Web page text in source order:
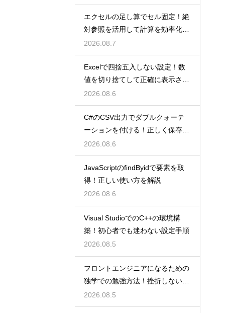
エクセルの足し算でセル固定！絶
対参照を活用して計算を効率化し
よう
2026.08.7
Excelで四捨五入しない設定！数
値を切り捨てして正確に表示させ
るコツ
2026.08.6
C#のCSV出力でダブルクォーテ
ーションを付ける！正しく保存す
るコツ
2026.08.6
JavaScriptのfindByidで要素を取
得！正しい使い方を解説
2026.08.6
Visual StudioでのC++の環境構
築！初心者でも迷わない設定手順
2026.08.5
フロントエンジニアになるための
独学での勉強方法！挫折しない学
習計画
2026.08.5